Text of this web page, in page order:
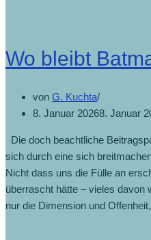
Wo bleibt
von G. Kuchta
8. Januar 20268. Januar
Die doch beachtliche
sich durch eine sich
Nicht dass uns die Fülle an
überrascht hätte – vieles davon
nur die Dimension und